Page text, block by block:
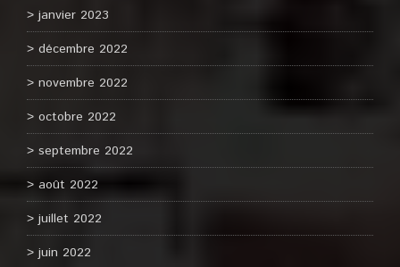
janvier 2023
décembre 2022
novembre 2022
octobre 2022
septembre 2022
août 2022
juillet 2022
juin 2022